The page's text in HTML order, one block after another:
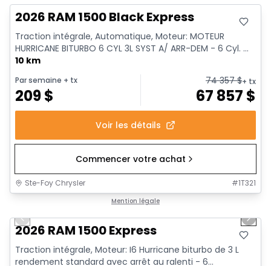
2026 RAM 1500 Black Express
Traction intégrale, Automatique, Moteur: MOTEUR
HURRICANE BITURBO 6 CYL 3L SYST A/ ARR-DEM - 6 Cyl. ...
10 km
Par semaine + tx
209$
74 357$+ tx
67 857 $
Voir les détails
Commencer votre achat
Ste-Foy Chrysler #1T321
Mention légale
Previous slide Next
2026 RAM 1500 Express
Traction intégrale, Moteur: I6 Hurricane biturbo de 3 L
rendement standard avec arrêt au ralenti - 6...